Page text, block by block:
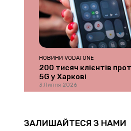
НОВИНИ VODAFONE
200 тисяч клієнтів
5G у Харкові
3 Липня 2026
ЗАЛИШАЙТЕСЯ З НАМИ